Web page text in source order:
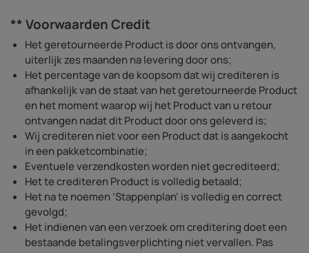
** Voorwaarden Credit
Het geretourneerde Product is door ons ontvangen,
uiterlijk zes maanden na levering door ons;
Het percentage van de koopsom dat wij crediteren is
afhankelijk van de staat van het geretourneerde Product
en het moment waarop wij het Product van u retour
ontvangen nadat dit Product door ons geleverd is;
Wij crediteren niet voor een Product dat is aangekocht
in een pakketcombinatie;
Eventuele verzendkosten worden niet gecrediteerd;
Het te crediteren Product is volledig betaald;
Het na te noemen ‘Stappenplan’ is volledig en correct
gevolgd;
Het indienen van een verzoek om creditering doet een
bestaande betalingsverplichting niet vervallen. Pas